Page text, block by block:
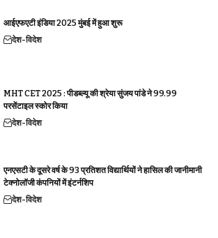
आईएफएटी इंडिया 2025 मुंबई में हुआ शुरू
देश-विदेश
MHT CET 2025 : पीडब्ल्यू की श्रेया सुंजय पांडे ने 99.99
परसेंटाइल स्कोर किया
देश-विदेश
एनएसटी के दूसरे वर्ष के 93 प्रतिशत विद्यार्थियों ने हासिल की जानीमानी
टेक्नोलॉजी कंपनियों में इंटर्नशिप
देश-विदेश